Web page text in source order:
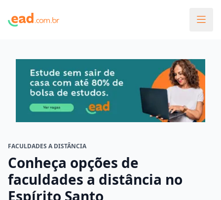
FACULDADES A DISTÂNCIA
Conheça opções de
faculdades a distância no
Espírito Santo